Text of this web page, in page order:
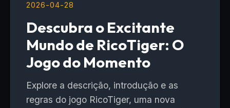
2026-04-28
Descubra o Excitante
Mundo de RicoTiger: O
Jogo do Momento
Explore a descrição, introdução e as
regras do jogo RicoTiger, uma nova